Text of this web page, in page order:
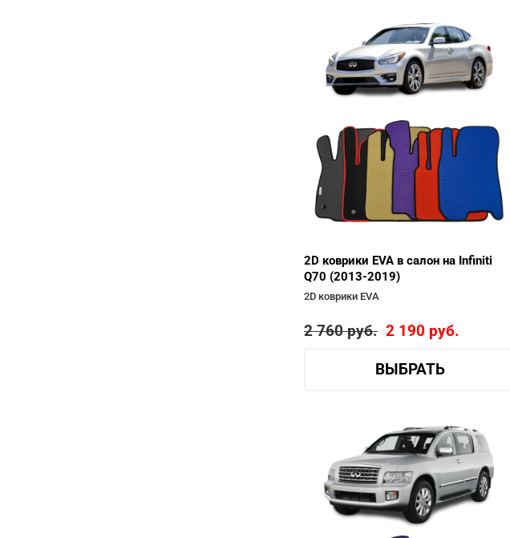
2D коврики EVA в салон на Infiniti
Q70 (2013-2019)
2D коврики EVA
2 760руб. 2 190 руб.
ВЫБРАТЬ